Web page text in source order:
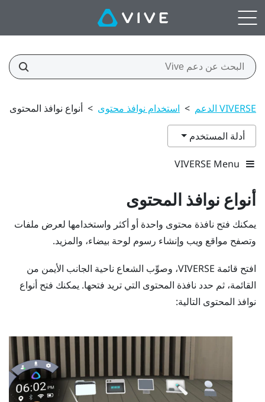
VIVERSE الدعم > استخدام نوافذ محتوى > أنواع نوافذ المحتوى
أدلة المستخدم
VIVERSE Menu
أنواع نوافذ المحتوى
يمكنك فتح نافذة محتوى واحدة أو أكثر واستخدامها لعرض ملفات
وتصفح مواقع ويب وإنشاء رسوم لوحة بيضاء، والمزيد.
افتح قائمة VIVERSE
، وصوِّب الشعاع ناحية الجانب الأيمن من
القائمة، ثم حدد نافذة المحتوى التي تريد فتحها. يمكنك فتح أنواع
نوافذ المحتوى التالية: